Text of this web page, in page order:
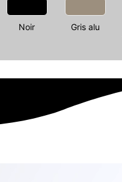
Noir Gris alu